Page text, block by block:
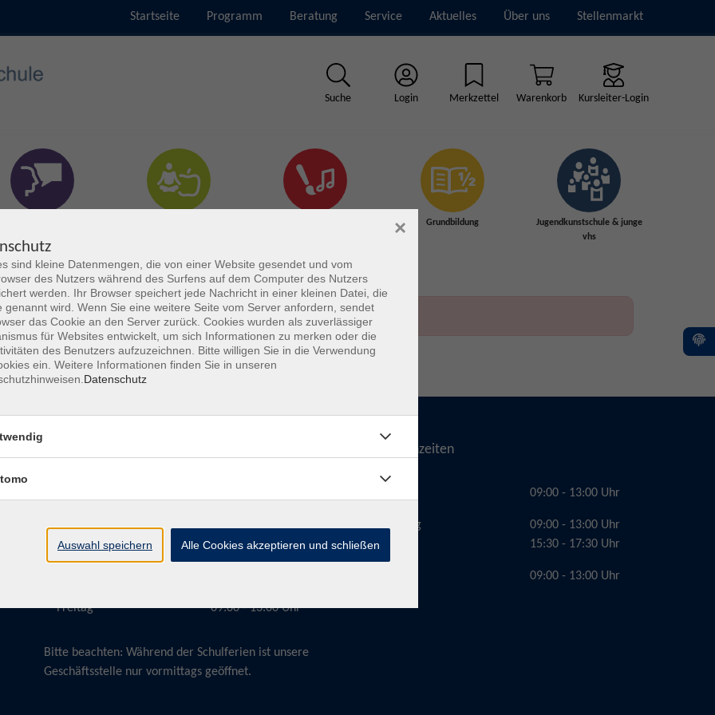
Startseite Programm Beratung Service Aktuelles Über uns Stellenmarkt
Suche Login Merkzettel Warenkorb Kursleiter-Login
Grundbildung
Jugendkunstschule & junge
vhs
Dienstag
Freitag
15:30 - 17:30 Uhr
09:00 - 13:00 Uhr
Bitte beachten: Während der Schulferien ist unsere
Geschäftsstelle nur vormittags geöffnet.
Telefonzeiten
Dienstag
09:00 - 13:00 Uhr
09:00 - 13:00 Uhr
15:30 - 17:30 Uhr
09:00 - 13:00 Uhr
sind kleine Datenmengen, die von einer Website gesendet und vom
des Nutzers während des Surfens auf dem Computer des Nutzers
werden. Ihr Browser speichert jede Nachricht in einer kleinen Datei, die
genannt wird. Wenn Sie eine weitere Seite vom Server anfordern, sendet
das Cookie an den Server zurück. Cookies wurden als zuverlässiger
für Websites entwickelt, um sich Informationen zu merken oder die
des Benutzers aufzuzeichnen. Bitte willigen Sie in die Verwendung
ein. Weitere Informationen finden Sie in unseren
Datenschutz
×
Auswahl speichern Alle Cookies akzeptieren und schließen